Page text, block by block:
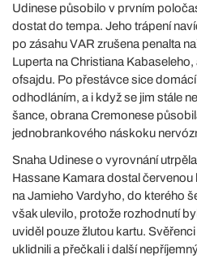
Udinese působilo v prvním
dostat do tempa. Jeho trápení
po zásahu VAR zrušena penalta
Luperta na Christiana
ofsajdu. Po přestávce sice
odhodláním, a i když se jim stále
šance, obrana Cremonese
jednobrankového náskoku
Snaha Udinese o vyrovnání
Hassane Kamara dostal
na Jamieho Vardyho, do kterého
však ulevilo, protože rozhodnutí
uviděl pouze žlutou kartu.
uklidnili a přečkali i další